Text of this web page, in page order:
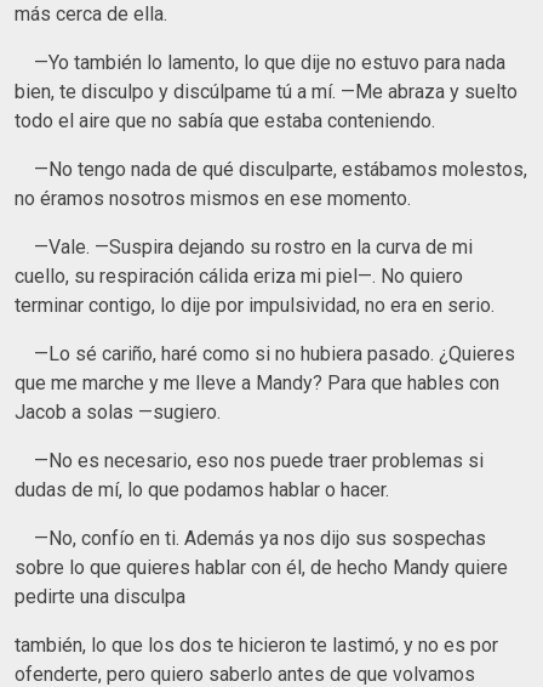
más cerca de ella.
—Yo también lo lamento, lo que dije no estuvo para nada
bien, te disculpo y discúlpame tú a mí. —Me abraza y suelto
todo el aire que no sabía que estaba conteniendo.
—No tengo nada de qué disculparte, estábamos molestos,
no éramos nosotros mismos en ese momento.
—Vale. —Suspira dejando su rostro en la curva de mi
cuello, su respiración cálida eriza mi piel—. No quiero
terminar contigo, lo dije por impulsividad, no era en serio.
—Lo sé cariño, haré como si no hubiera pasado. ¿Quieres
que me marche y me lleve a Mandy? Para que hables con
Jacob a solas —sugiero.
—No es necesario, eso nos puede traer problemas si
dudas de mí, lo que podamos hablar o hacer.
—No, confío en ti. Además ya nos dijo sus sospechas
sobre lo que quieres hablar con él, de hecho Mandy quiere
pedirte una disculpa
también, lo que los dos te hicieron te lastimó, y no es por
ofenderte, pero quiero saberlo antes de que volvamos